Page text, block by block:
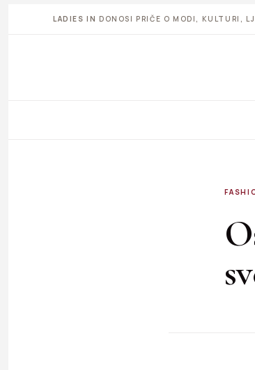
LADIES IN DONOSI PRIČE O MODI, KULTURI,